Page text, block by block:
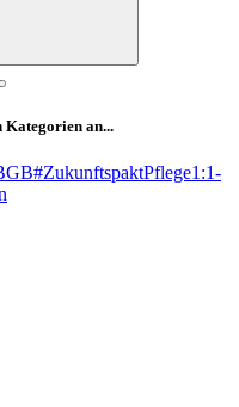
Kategorien an...
#ZukunftspaktPflege1:1-